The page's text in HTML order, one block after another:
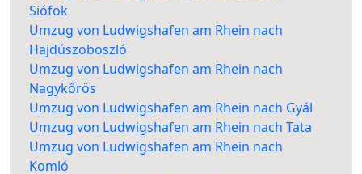
Siófok
Umzug von Ludwigshafen am Rhein nach
Hajdúszoboszló
Umzug von Ludwigshafen am Rhein nach
Nagykőrös
Umzug von Ludwigshafen am Rhein nach Gyál
Umzug von Ludwigshafen am Rhein nach Tata
Umzug von Ludwigshafen am Rhein nach
Komló